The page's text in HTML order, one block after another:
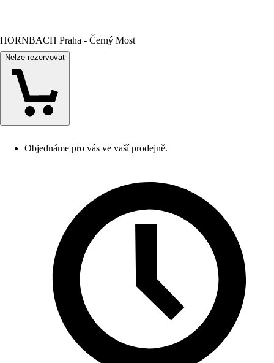
HORNBACH Praha - Černý Most
Nelze rezervovat
Objednáme pro vás ve vaší prodejně.